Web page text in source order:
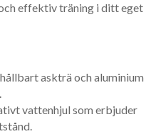
effektiv träning i ditt eget
askträ och aluminium
vattenhjul som erbjuder